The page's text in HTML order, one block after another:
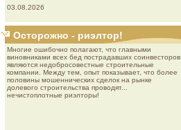
03.08.2026
Осторожно - риэлтор!
Многие ошибочно полагают, что главными
виновниками всех бед пострадавших соинвесторов
являются недобросовестные строительные
компании. Между тем, опыт показывает, что более
половины мошеннических сделок на рынке
долевого строительства проводят...
нечистоплотные риэлторы!